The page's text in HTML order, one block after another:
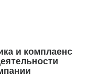
и комплаенс